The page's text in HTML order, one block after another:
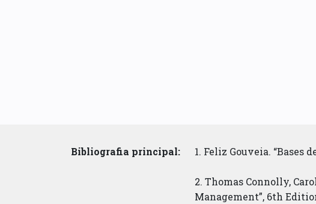
Bibliografia principal: 1. Feliz Gouveia. “Bases
2. Thomas Connolly,
Management”, 6th